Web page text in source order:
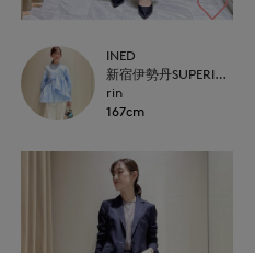
INED
新宿伊勢丹SUPERIOR CLOSET
rin
167cm